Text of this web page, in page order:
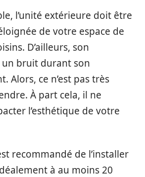
l’unité extérieure doit être
de votre espace de
D’ailleurs, son
bruit durant son
Alors, ce n’est pas très
À part cela, il ne
l’esthétique de votre
recommandé de l’installer
à au moins 20